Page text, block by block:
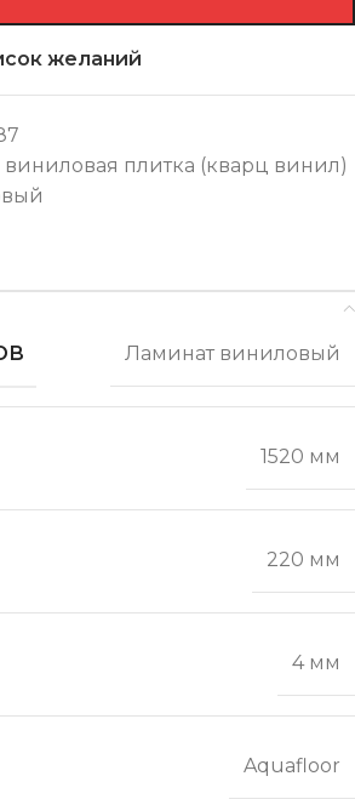
желаний
плитка (кварц винил)
Ламинат виниловый
1520 мм
220 мм
4 мм
Aquafloor